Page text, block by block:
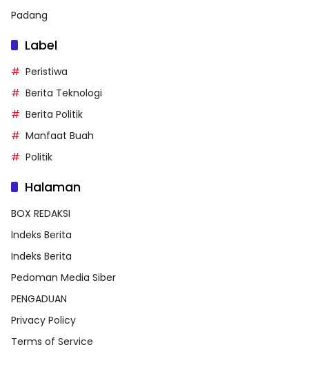
Padang
Label
Peristiwa
Berita Teknologi
Berita Politik
Manfaat Buah
Politik
Halaman
BOX REDAKSI
Indeks Berita
Indeks Berita
Pedoman Media Siber
PENGADUAN
Privacy Policy
Terms of Service